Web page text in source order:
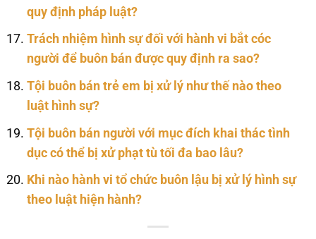
quy định pháp luật?
Trách nhiệm hình sự đối với hành vi bắt cóc
người để buôn bán được quy định ra sao?
Tội buôn bán trẻ em bị xử lý như thế nào theo
luật hình sự?
Tội buôn bán người với mục đích khai thác tình
dục có thể bị xử phạt tù tối đa bao lâu?
Khi nào hành vi tổ chức buôn lậu bị xử lý hình sự
theo luật hiện hành?